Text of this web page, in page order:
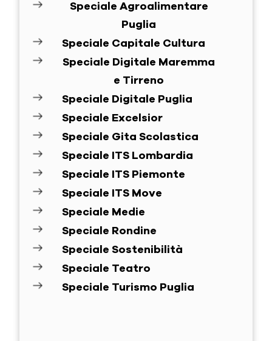
Speciale Agroalimentare
Puglia
Speciale Capitale Cultura
Speciale Digitale Maremma
e Tirreno
Speciale Digitale Puglia
Speciale Excelsior
Speciale Gita Scolastica
Speciale ITS Lombardia
Speciale ITS Piemonte
Speciale ITS Move
Speciale Medie
Speciale Rondine
Speciale Sostenibilità
Speciale Teatro
Speciale Turismo Puglia